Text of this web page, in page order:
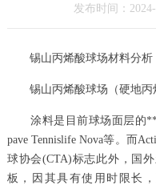
发布时间：
锡山丙烯酸球场材料分析
锡山丙烯酸球场（硬地丙
涂料是目前球场面层的
pave Tennislife Nova等。而
球协会(CTA)标志此外，国
板，因其具有使用时限长